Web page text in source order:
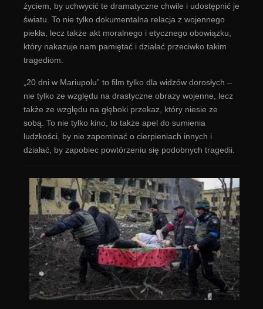
życiem, by uchwycić te dramatyczne chwile i udostępnić je
światu. To nie tylko dokumentalna relacja z wojennego
piekła, lecz także akt moralnego i etycznego obowiązku,
który nakazuje nam pamiętać i działać przeciwko takim
tragediom.
„20 dni w Mariupolu” to film tylko dla widzów dorosłych –
nie tylko ze względu na drastyczne obrazy wojenne, lecz
także ze względu na głęboki przekaz, który niesie ze
sobą. To nie tylko kino, to także apel do sumienia
ludzkości, by nie zapominać o cierpieniach innych i
działać, by zapobiec powtórzeniu się podobnych tragedii.